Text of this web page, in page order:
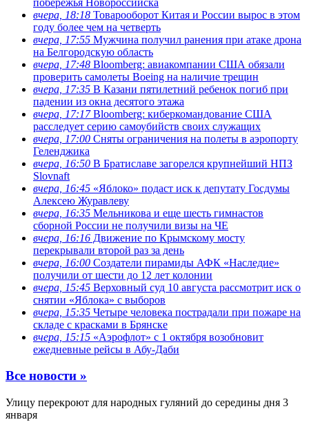
вчера, 18:18 Товарооборот Китая и России вырос в этом
году более чем на четверть
вчера, 17:55 Мужчина получил ранения при атаке дрона
на Белгородскую область
вчера, 17:48 Bloomberg: авиакомпании США обязали
проверить самолеты Boeing на наличие трещин
вчера, 17:35 В Казани пятилетний ребенок погиб при
падении из окна десятого этажа
вчера, 17:17Bloomberg: киберкомандование США
расследует серию самоубийств своих служащих
вчера, 17:00 Сняты ограничения на полеты в аэропорту
Геленджика
вчера, 16:50 В Братиславе загорелся крупнейший НПЗ
Slovnaft
вчера, 16:45 «Яблоко» подаст иск к депутату Госдумы
Алексею Журавлеву
вчера, 16:35 Мельникова и еще шесть гимнастов
сборной России не получили визы на ЧЕ
вчера, 16:16 Движение по Крымскому мосту
перекрывали второй раз за день
вчера, 16:00 Создатели пирамиды АФК «Наследие»
получили от шести до 12 лет колонии
вчера, 15:45 Верховный суд 10 августа рассмотрит иск о
снятии «Яблока» с выборов
вчера, 15:35 Четыре человека пострадали при пожаре на
складе с красками в Брянске
вчера, 15:15 «Аэрофлот» с 1 октября возобновит
ежедневные рейсы в Абу-Даби
Все новости »
Улицу перекроют для народных гуляний до середины дня 3
января